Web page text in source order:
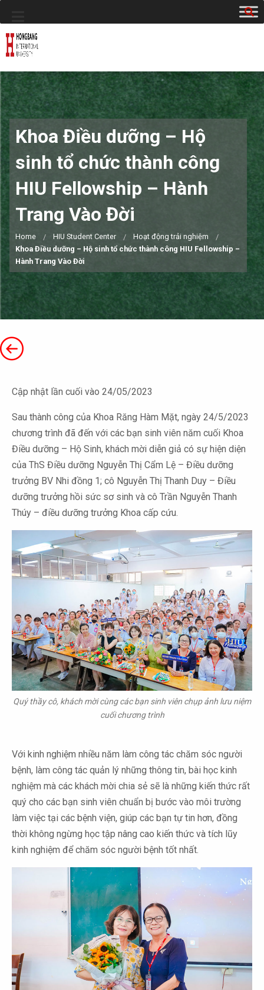
Khoa Điều dưỡng – Hộ
sinh tổ chức thành công
HIU Fellowship – Hành
Trang Vào Đời
Home HIU Student Center
Hoạt động trải nghiệm
Khoa Điều dưỡng – Hộ sinh tổ chức thành công HIU Fellowship –
Hành Trang Vào Đời
Cập nhật lần cuối vào 24/05/2023
Sau thành công của Khoa Răng Hàm Mặt, ngày 24/5/2023
chương trình đã đến với các bạn sinh viên năm cuối Khoa
Điều dưỡng – Hộ Sinh, khách mời diễn giả có sự hiện diện
của ThS Điều dưỡng Nguyễn Thị Cẩm Lệ – Điều dưỡng
trưởng BV Nhi đồng 1; cô Nguyễn Thị Thanh Duy – Điều
dưỡng trưởng hồi sức sơ sinh và cô Trần Nguyễn Thanh
Thúy – điều dưỡng trưởng Khoa cấp cứu.
Quý thầy cô, khách mời cùng các bạn sinh viên chụp ảnh lưu niệm
cuối chương trình
Với kinh nghiệm nhiều năm làm công tác chăm sóc người
bệnh, làm công tác quản lý những thông tin, bài học kinh
nghiệm mà các khách mời chia sẻ sẽ là những kiến thức rất
quý cho các bạn sinh viên chuẩn bị bước vào môi trường
làm việc tại các bệnh viện, giúp các bạn tự tin hơn, đồng
thời không ngừng học tập nâng cao kiến thức và tích lũy
kinh nghiệm để chăm sóc người bệnh tốt nhất.